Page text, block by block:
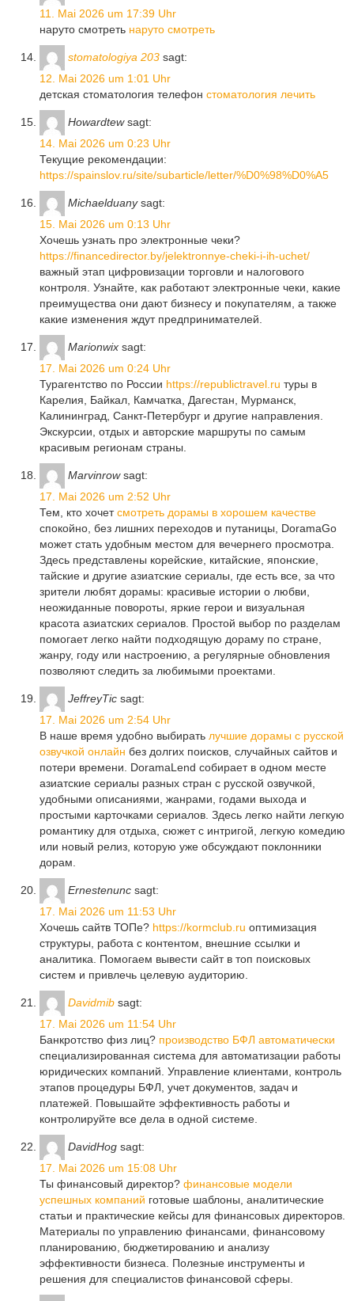
11. Mai 2026 um 17:39 Uhr
наруто смотреть наруто смотреть
stomatologiya 203 sagt:
12. Mai 2026 um 1:01 Uhr
детская стоматология телефон стоматология лечить
Howardtew sagt:
14. Mai 2026 um 0:23 Uhr
Текущие рекомендации:
https://spainslov.ru/site/subarticle/letter/%D0%98%D0%A5
Michaelduany sagt:
15. Mai 2026 um 0:13 Uhr
Хочешь узнать про электронные чеки?
https://financedirector.by/jelektronnye-cheki-i-ih-uchet/
важный этап цифровизации торговли и налогового
контроля. Узнайте, как работают электронные чеки, какие
преимущества они дают бизнесу и покупателям, а также
какие изменения ждут предпринимателей.
Marionwix sagt:
17. Mai 2026 um 0:24 Uhr
Турагентство по России https://republictravel.ru туры в
Карелия, Байкал, Камчатка, Дагестан, Мурманск,
Калининград, Санкт-Петербург и другие направления.
Экскурсии, отдых и авторские маршруты по самым
красивым регионам страны.
Marvinrow sagt:
17. Mai 2026 um 2:52 Uhr
Тем, кто хочетсмотреть дорамы в хорошем качестве
спокойно, без лишних переходов и путаницы, DoramaGo
может стать удобным местом для вечернего просмотра.
Здесь представлены корейские, китайские, японские,
тайские и другие азиатские сериалы, где есть все, за что
зрители любят дорамы: красивые истории о любви,
неожиданные повороты, яркие герои и визуальная
красота азиатских сериалов. Простой выбор по разделам
помогает легко найти подходящую дораму по стране,
жанру, году или настроению, а регулярные обновления
позволяют следить за любимыми проектами.
JeffreyTic sagt:
17. Mai 2026 um 2:54 Uhr
В наше время удобно выбирать лучшие дорамы с русской
озвучкой онлайн без долгих поисков, случайных сайтов и
потери времени. DoramaLend собирает в одном месте
азиатские сериалы разных стран с русской озвучкой,
удобными описаниями, жанрами, годами выхода и
простыми карточками сериалов. Здесь легко найти легкую
романтику для отдыха, сюжет с интригой, легкую комедию
или новый релиз, которую уже обсуждают поклонники
дорам.
Ernestenunc sagt:
17. Mai 2026 um 11:53 Uhr
Хочешь сайтв ТОПе? https://kormclub.ru оптимизация
структуры, работа с контентом, внешние ссылки и
аналитика. Помогаем вывести сайт в топ поисковых
систем и привлечь целевую аудиторию.
Davidmib sagt:
17. Mai 2026 um 11:54 Uhr
Банкротство физ лиц? производство БФЛ автоматически
специализированная система для автоматизации работы
юридических компаний. Управление клиентами, контроль
этапов процедуры БФЛ, учет документов, задач и
платежей. Повышайте эффективность работы и
контролируйте все дела в одной системе.
DavidHog sagt:
17. Mai 2026 um 15:08 Uhr
Ты финансовый директор? финансовые модели
успешных компаний готовые шаблоны, аналитические
статьи и практические кейсы для финансовых директоров.
Материалы по управлению финансами, финансовому
планированию, бюджетированию и анализу
эффективности бизнеса. Полезные инструменты и
решения для специалистов финансовой сферы.